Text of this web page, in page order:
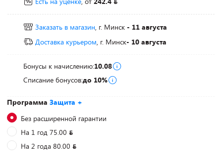
Программа Защита +
Без расширенной гарантии
На 1 год 75.00
На 2 года 80.00
Заказать в магазин, г. Минск - 11 августа
Доставка курьером, г. Минск- 10 августа
Бонусы к начислению:10.08
Списание бонусов:до 10%